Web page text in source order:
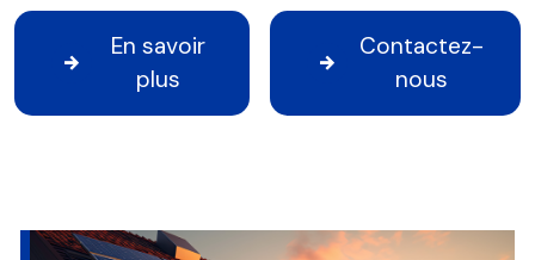
En savoir
plus
Contactez-
nous